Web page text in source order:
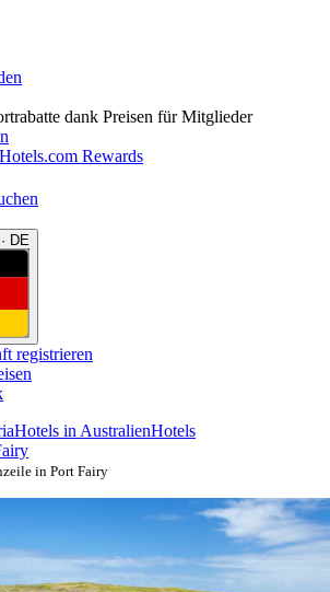
dank Preisen für Mitglieder
Rewards
DE
registrieren
Hotels in AustralienHotels
in Port Fairy